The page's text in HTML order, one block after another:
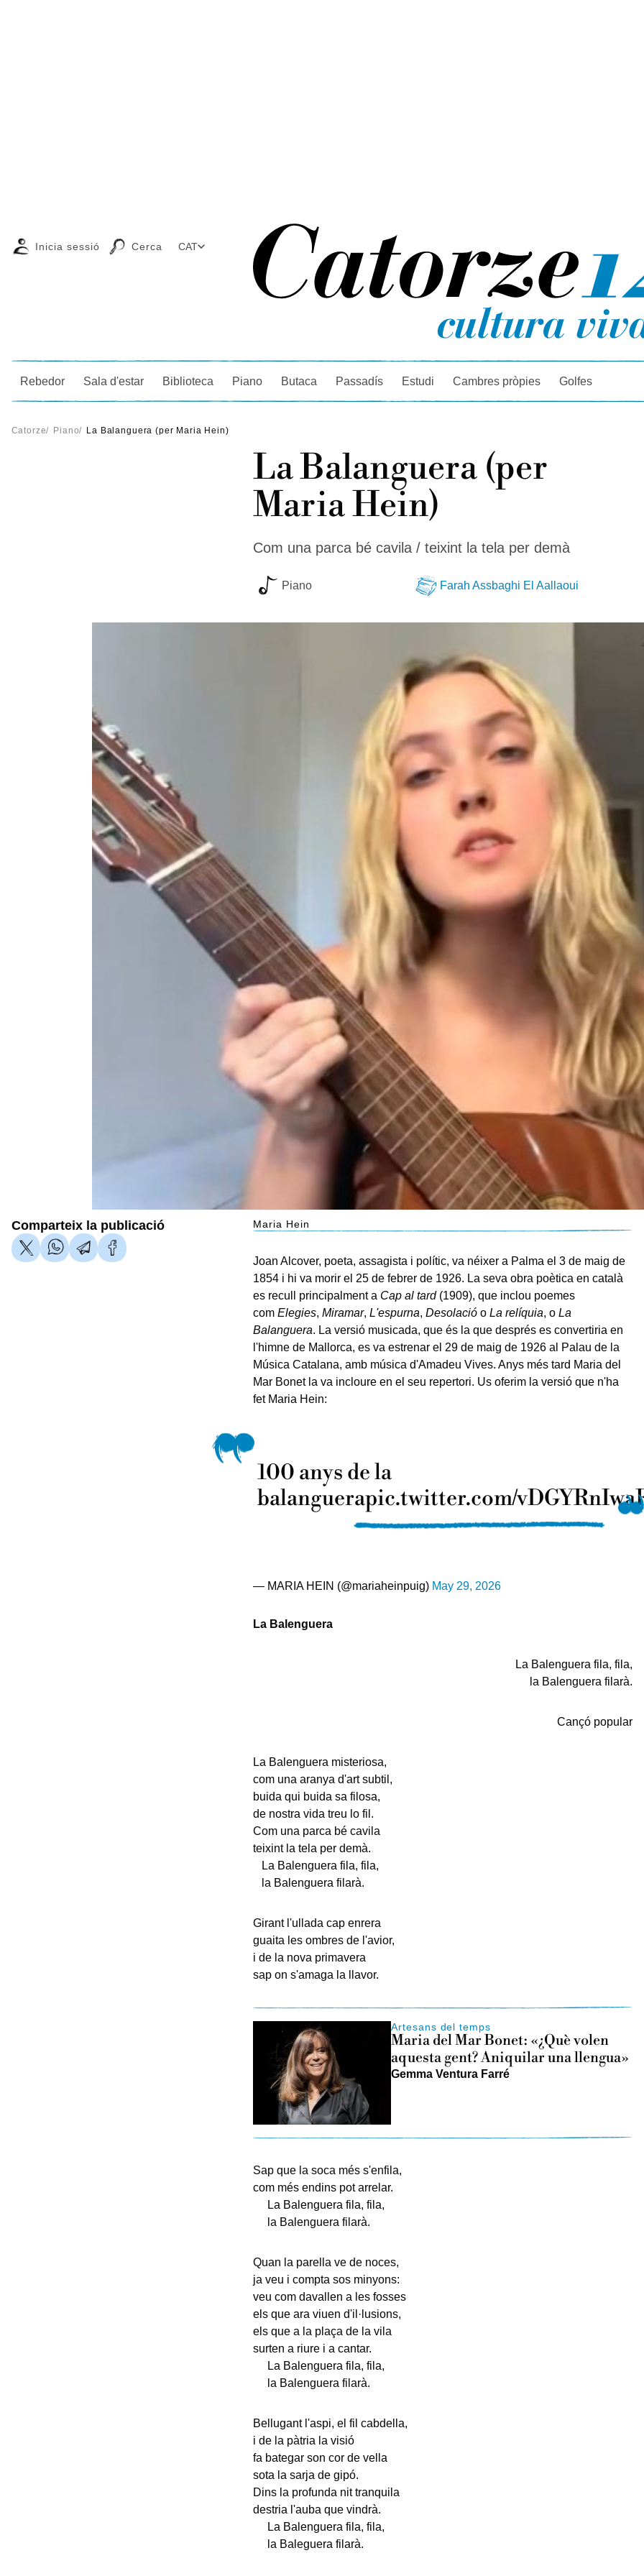
Cercador
Inicia sessió Cerca CAT
Rebedor Sala d'estar Biblioteca Piano Butaca Passadís Estudi Cambres pròpies Golfes
Catorze/ Piano/ La Balanguera (per Maria Hein)
La Balanguera (per
Maria Hein)
Com una parca bé cavila / teixint la tela per demà
Piano Farah Assbaghi El Aallaoui
Maria Hein
Comparteix la publicació
Joan Alcover, poeta, assagista i polític, va néixer a Palma el 3 de maig de
1854 i hi va morir el 25 de febrer de 1926. La seva obra poètica en català
es recull principalment a Cap al tard(1909), que inclou poemes
com Elegies, Miramar, L'espurna, Desolacióo La relíquia, o La
Balanguera. La versió musicada, que és la que després es convertiria en
l'himne de Mallorca, es va estrenar el 29 de maig de 1926 al Palau de la
Música Catalana, amb música d'Amadeu Vives. Anys més tard Maria del
Mar Bonet la va incloure en el seu repertori. Us oferim la versió que n'ha
fet Maria Hein:
100 anys de la
balanguerapic.twitter.com/
— MARIA HEIN (@mariaheinpuig) May 29, 2026
La Balenguera
La Balenguera fila, fila,
la Balenguera filarà.
Cançó popular
La Balenguera misteriosa,
com una aranya d'art subtil,
buida qui buida sa filosa,
de nostra vida treu lo fil.
Com una parca bé cavila
teixint la tela per demà.
La Balenguera fila, fila,
la Balenguera filarà.
Girant l'ullada cap enrera
guaita les ombres de l'avior,
i de la nova primavera
sap on s'amaga la llavor.
Artesans del temps
Maria del Mar Bonet: «¿Què volen
aquesta gent? Aniquilar una llengua»
Gemma Ventura Farré
Sap que la soca més s'enfila,
com més endins pot arrelar.
La Balenguera fila, fila,
la Balenguera filarà.
Quan la parella ve de noces,
ja veu i compta sos minyons:
veu com davallen a les fosses
els que ara viuen d'il·lusions,
els que a la plaça de la vila
surten a riure i a cantar.
La Balenguera fila, fila,
la Balenguera filarà.
Bellugant l'aspi, el fil cabdella,
i de la pàtria la visió
fa bategar son cor de vella
sota la sarja de gipó.
Dins la profunda nit tranquila
destria l'auba que vindrà.
La Balenguera fila, fila,
la Baleguera filarà.